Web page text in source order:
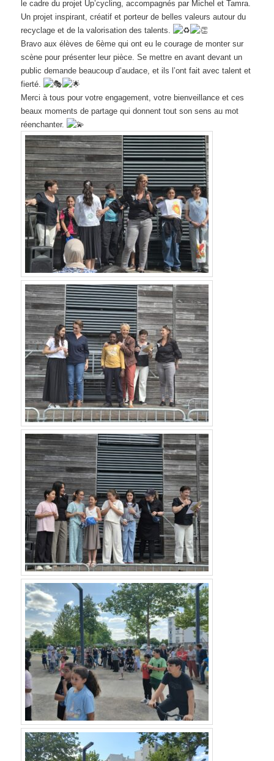
le cadre du projet Up’cycling, accompagnés par Michel et Tamra.
Un projet inspirant, créatif et porteur de belles valeurs autour du
recyclage et de la valorisation des talents.
Bravo aux élèves de 6ème qui ont eu le courage de monter sur
scène pour présenter leur pièce. Se mettre en avant devant un
public demande beaucoup d’audace, et ils l’ont fait avec talent et
fierté.
Merci à tous pour votre engagement, votre bienveillance et ces
beaux moments de partage qui donnent tout son sens au mot
réenchanter.